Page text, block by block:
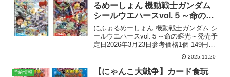
るめーしょん 機動戦士ガンダム
シールウエハースvol.５～命の瞬
光～」2026年3月発売。全34種。
にふぉるめーしょん 機動戦士ガンダム シ
ールウエハースvol.５～命の瞬光～発売予
定日2026年3月23日参考価格1個 149円
（税込）1BOX （20個入） 2,980円（税
込）ラインナップ全34種メーカーバンダ
イ〉楽天市場で検索する商品...
2025.11.20
予約情報
【にゃんこ大戦争】カード食玩